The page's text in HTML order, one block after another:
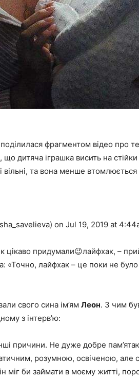
фрагментом відео про
дитяча іграшка висить на
вільні, та вона менше
on Jul 19, 2019 at
цікаво придумали😉лайфхак, –
«Точно, лайфхак – це поки не
свого сина ім’ям Леон. З чим
з інтерв’ю:
причини. Не дуже добре
розумною, освіченою, але
міг би займати в моєму житті,